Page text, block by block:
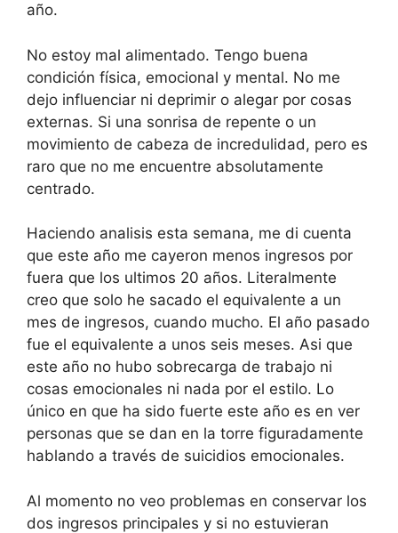
año.
No estoy mal alimentado. Tengo buena
condición física, emocional y mental. No me
dejo influenciar ni deprimir o alegar por cosas
externas. Si una sonrisa de repente o un
movimiento de cabeza de incredulidad, pero es
raro que no me encuentre absolutamente
centrado.
Haciendo analisis esta semana, me di cuenta
que este año me cayeron menos ingresos por
fuera que los ultimos 20 años. Literalmente
creo que solo he sacado el equivalente a un
mes de ingresos, cuando mucho. El año pasado
fue el equivalente a unos seis meses. Asi que
este año no hubo sobrecarga de trabajo ni
cosas emocionales ni nada por el estilo. Lo
único en que ha sido fuerte este año es en ver
personas que se dan en la torre figuradamente
hablando a través de suicidios emocionales.
Al momento no veo problemas en conservar los
dos ingresos principales y si no estuvieran